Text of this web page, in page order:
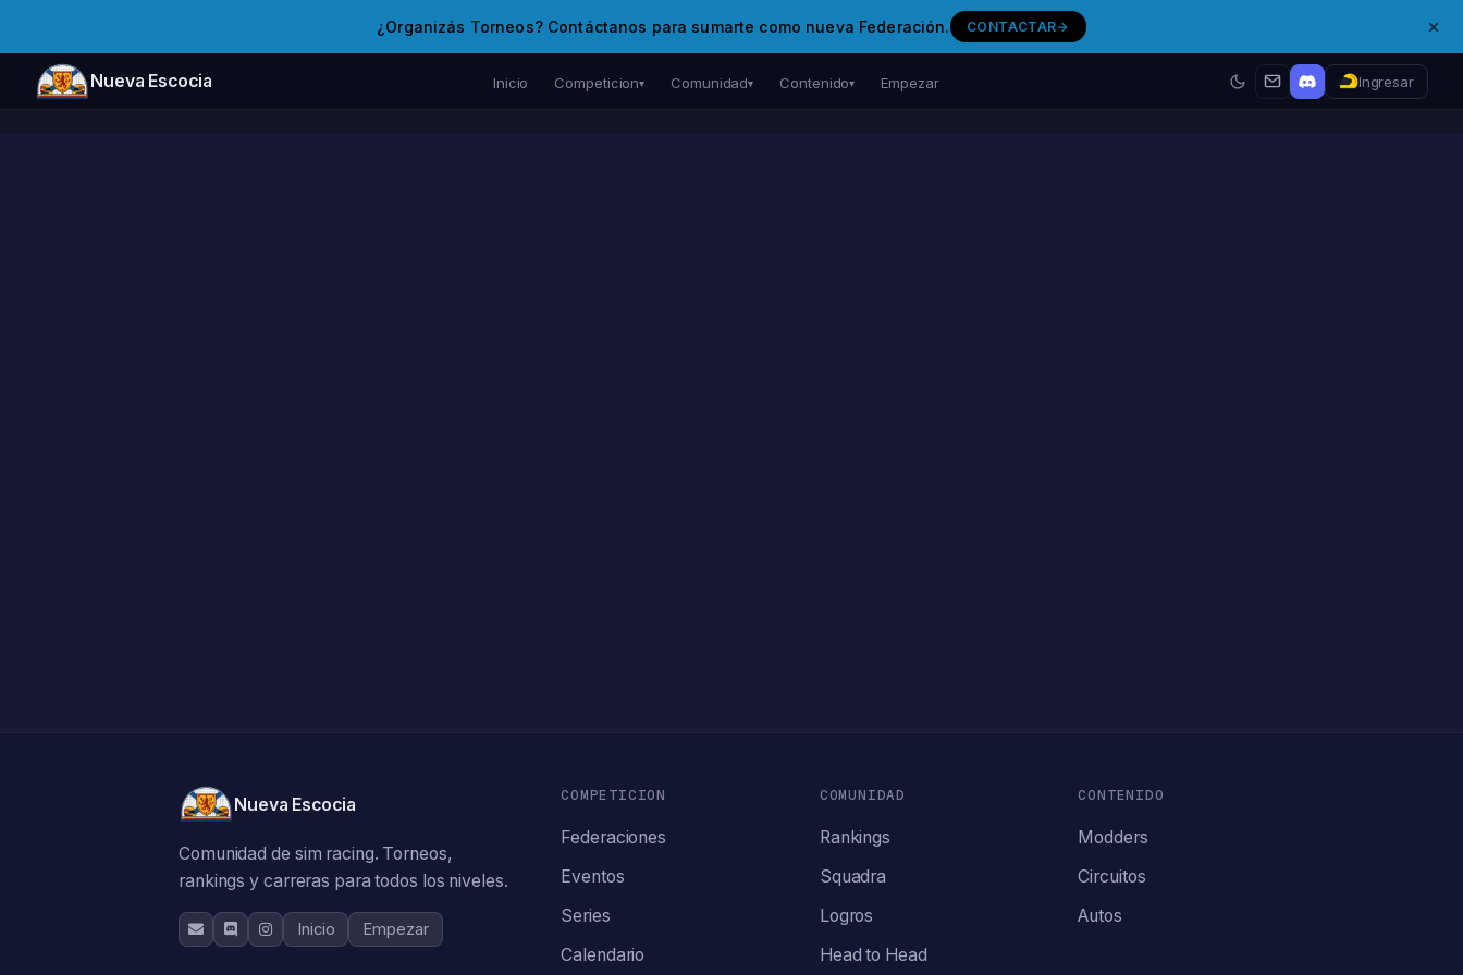
¿Organizás Torneos? Contáctanos para sumarte como nueva Federación. CONTACTAR
Nueva Escocia Inicio Competicion▾ Comunidad▾ Contenido▾ Empezar Ingresar
Nueva Escocia
Comunidad de sim racing. Torneos,
rankings y carreras para todos los niveles.
Inicio Empezar
COMPETICION
Federaciones
Eventos
Series
Calendario
COMUNIDAD
Rankings
Squadra
Logros
Head to Head
CONTENIDO
Modders
Circuitos
Autos